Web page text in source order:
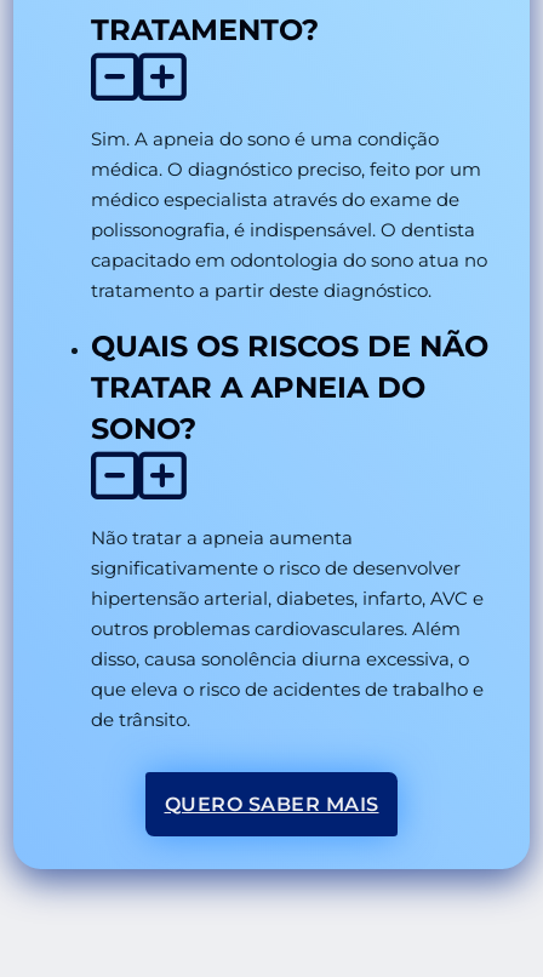
TRATAMENTO?
Sim. A apneia do sono é uma condição
médica. O diagnóstico preciso, feito por um
médico especialista através do exame de
polissonografia, é indispensável. O dentista
capacitado em odontologia do sono atua no
tratamento a partir deste diagnóstico.
QUAIS OS RISCOS DE NÃO
TRATAR A APNEIA DO
SONO?
Não tratar a apneia aumenta
significativamente o risco de desenvolver
hipertensão arterial, diabetes, infarto, AVC e
outros problemas cardiovasculares. Além
disso, causa sonolência diurna excessiva, o
que eleva o risco de acidentes de trabalho e
de trânsito.
QUERO SABER MAIS